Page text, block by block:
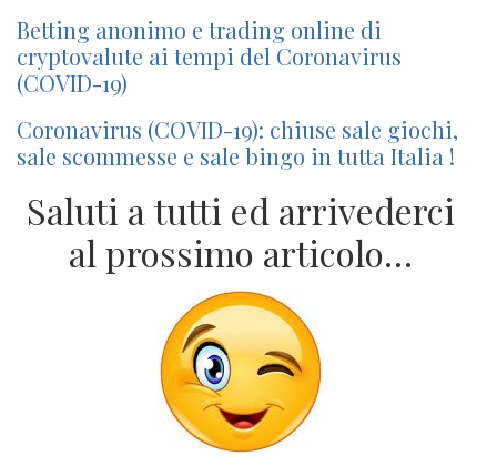
Betting anonimo e trading online di
cryptovalute ai tempi del Coronavirus
(COVID-19)
Coronavirus (COVID-19): chiuse sale giochi,
sale scommesse e sale bingo in tutta Italia !
Saluti a tutti ed arrivederci
al prossimo articolo…